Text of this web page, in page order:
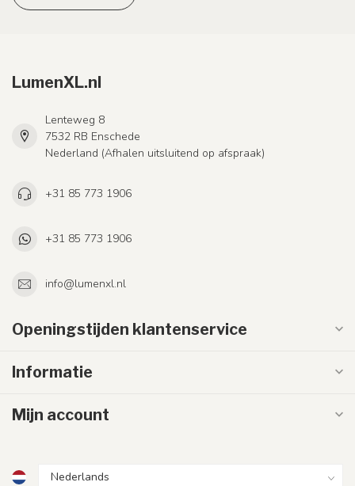
LumenXL.nl
Lenteweg 8
7532 RB Enschede
Nederland (Afhalen uitsluitend op afspraak)
+31 85 773 1906
+31 85 773 1906
info@lumenxl.nl
Openingstijden klantenservice
Informatie
Mijn account